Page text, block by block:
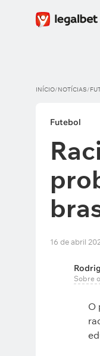
INÍCIO/NOTÍCIAS/
Futebol
16 de abril
Sobre
O